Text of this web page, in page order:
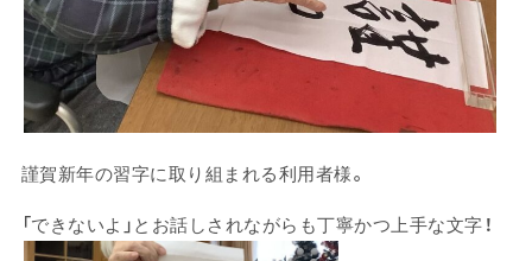
謹賀新年の習字に取り組まれる利用者様。
「できないよ」とお話しされながらも丁寧かつ上手な文字！